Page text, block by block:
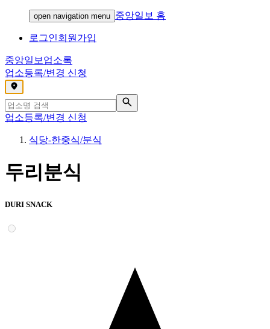
open navigation menu 중앙일보 홈
로그인회원가입
중앙일보 업소록
업소등록/변경 신청
,
업소등록/변경 신청
식당-한중식/분식
두리분식
DURI SNACK